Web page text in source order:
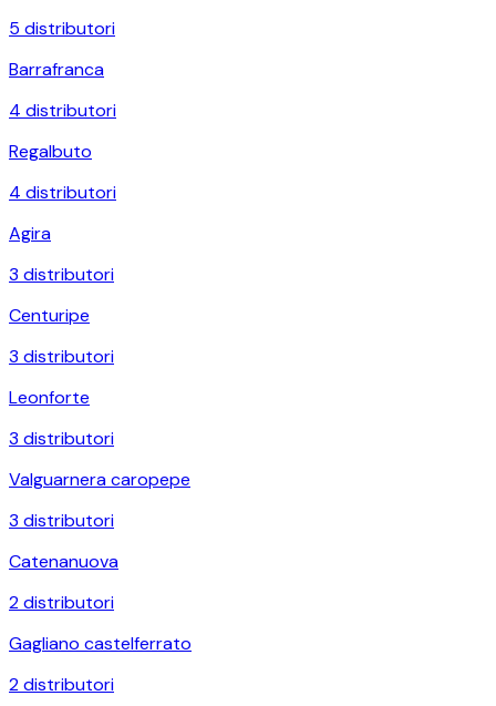
5 distributori
Barrafranca
4 distributori
Regalbuto
4 distributori
Agira
3 distributori
Centuripe
3 distributori
Leonforte
3 distributori
Valguarnera caropepe
3 distributori
Catenanuova
2distributori
Gagliano castelferrato
2distributori